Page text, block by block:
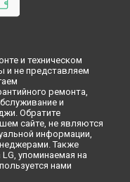
и техническом
и не представляем
ремонта,
и
Обратите
сайте, не являются
информации,
Также
упоминаемая на
нами